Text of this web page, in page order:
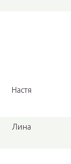
Настя
Лина